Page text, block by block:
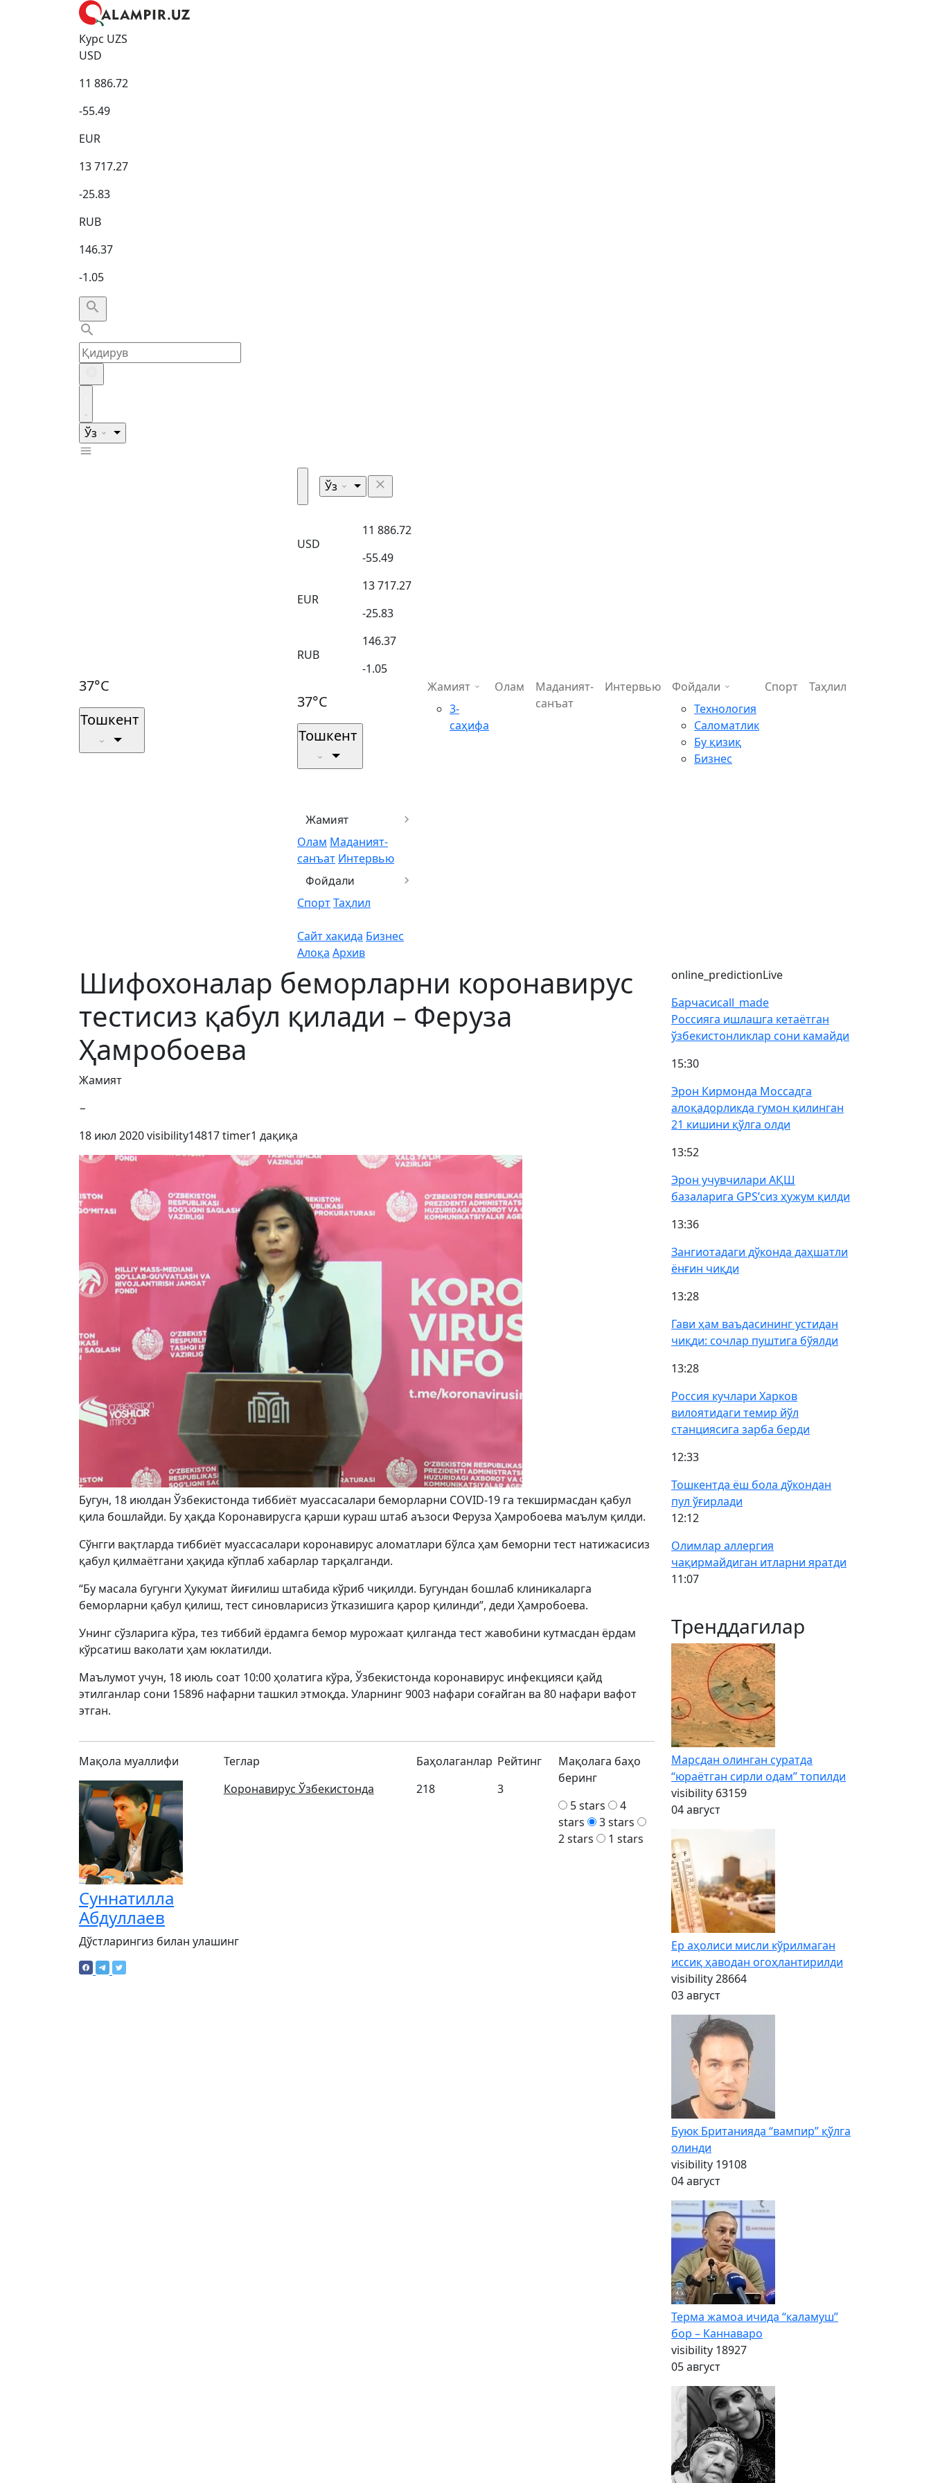
Курс UZS
USD
11 886.72
-55.49
EUR
13 717.27
-25.83
RUB
146.37
-1.05
Ўз
37°C
Тошкент
Ўз
USD
11 886.72
-55.49
EUR
13 717.27
-25.83
RUB
146.37
-1.05
37°C
Тошкент
Жамият
Олам Маданият-
санъат Интервью
Фойдали
СпортТаҳлил
Сайт хақида Бизнес
Алоқа Архив
Жамият
3-
саҳифа
Олам
Маданият-
санъат
Интервью
Фойдали
Технология
Саломатлик
Бу қизиқ
Бизнес
Спорт Таҳлил
Шифохоналар беморларни коронавирус
тестисиз қабул қилади – Феруза
Ҳамробоева
Жамият
−
18 июл 2020visibility14817timer1 дақиқа
Бугун, 18 июлдан Ўзбекистонда тиббиёт муассасалари беморларни COVID-19 га текширмасдан қабул
қила бошлайди. Бу ҳақда Коронавирусга қарши кураш штаб аъзоси Феруза Ҳамробоева маълум қилди.
Сўнгги вақтларда тиббиёт муассасалари коронавирус аломатлари бўлса ҳам беморни тест натижасисиз
қабул қилмаётгани ҳақида кўплаб хабарлар тарқалганди.
“Бу масала бугунги Ҳукумат йиғилиш штабида кўриб чиқилди. Бугундан бошлаб клиникаларга
беморларни қабул қилиш, тест синовларисиз ўтказишига қарор қилинди”, деди Ҳамробоева.
Унинг сўзларига кўра, тез тиббий ёрдамга бемор мурожаат қилганда тест жавобини кутмасдан ёрдам
кўрсатиш ваколати ҳам юклатилди.
Маълумот учун, 18 июль соат 10:00 ҳолатига кўра, Ўзбекистонда коронавирус инфекцияси қайд
этилганлар сони 15896 нафарни ташкил этмоқда. Уларнинг 9003 нафари соғайган ва 80 нафари вафот
этган.
Мақола муаллифи
Суннатилла
Абдуллаев
Теглар
Коронавирус Ўзбекистонда
Баҳолаганлар
218
Рейтинг
3
Мақолага баҳо
беринг
5 stars
4
stars
3 stars
2 stars
1 stars
Дўстларингиз билан улашинг
online_predictionLive
Барчасиcall_made
Россияга ишлашга кетаётган
ўзбекистонликлар сони камайди
15:30
Эрон Кирмонда Моссадга
алоқадорликда гумон қилинган
21 кишини қўлга олди
13:52
Эрон учувчилари АҚШ
базаларига GPS’сиз ҳужум қилди
13:36
Зангиотадаги дўконда даҳшатли
ёнғин чиқди
13:28
Гави ҳам ваъдасининг устидан
чиқди: сочлар пуштига бўялди
13:28
Россия кучлари Харков
вилоятидаги темир йўл
станциясига зарба берди
12:33
Тошкентда ёш бола дўкондан
пул ўғирлади
12:12
Олимлар аллергия
чақирмайдиган итларни яратди
11:07
Тренддагилар
Марсдан олинган суратда
“юраётган сирли одам” топилди
visibility 63159
04 август
Ер аҳолиси мисли кўрилмаган
иссиқ ҳаводан огоҳлантирилди
visibility28664
03 август
Буюк Британияда “вампир” қўлга
олинди
visibility 19108
04 август
Терма жамоа ичида “каламуш”
бор – Каннаваро
visibility 18927
05 август